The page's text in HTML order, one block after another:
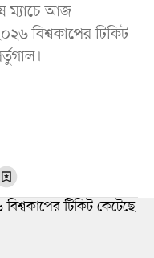
ম্যাচে আজ
বিশ্বকাপের টিকিট